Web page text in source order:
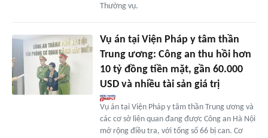
Thường vụ.
Vụ án tại Viện Pháp y tâm thần
Trung ương: Công an thu hồi hơn
10 tỷ đồng tiền mặt, gần 60.000
USD và nhiều tài sản giá trị
Vụ án tại Viện Pháp y tâm thần Trung ương và
các cơ sở liên quan đang được Công an Hà Nội
mở rộng điều tra, với tổng số 66 bị can. Cơ